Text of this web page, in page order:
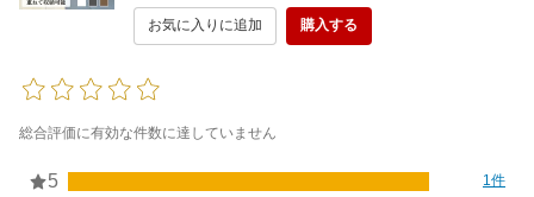
ゼント 新生活 夏休み 夏 新築
お気に入りに追加 購入する
総合評価に有効な件数に達していません
5 1件